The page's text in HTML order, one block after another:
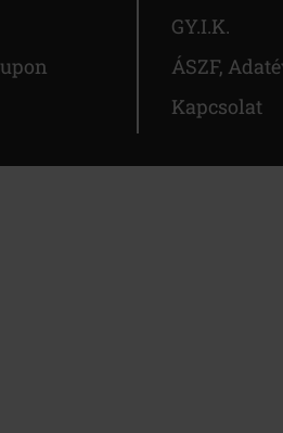
GY.I.K.
ÁSZF,
Kapcsolat